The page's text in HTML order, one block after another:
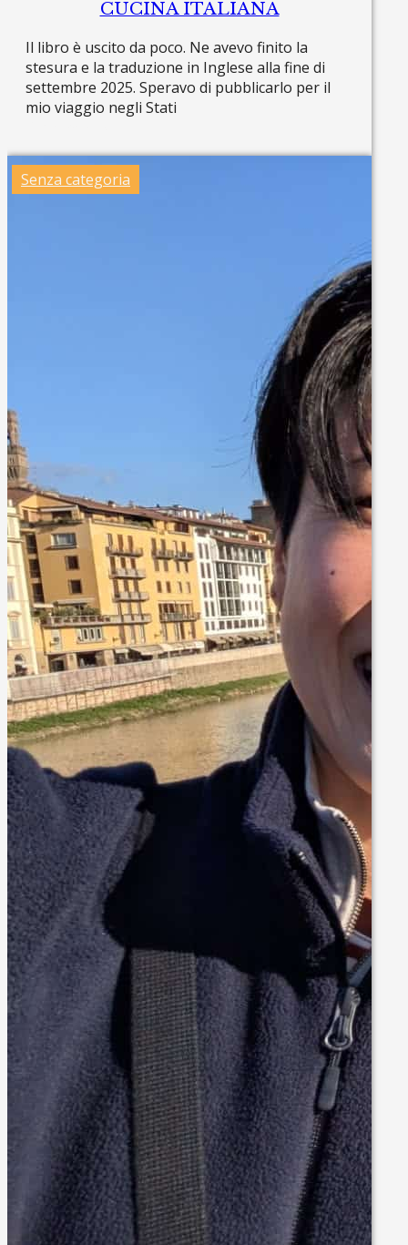
CUCINA ITALIANA
Il libro è uscito da poco. Ne avevo finito la
stesura e la traduzione in Inglese alla fine di
settembre 2025. Speravo di pubblicarlo per il
mio viaggio negli Stati
Senza categoria